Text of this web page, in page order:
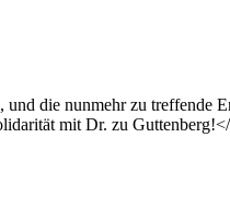
die nunmehr zu treffende
mit Dr. zu